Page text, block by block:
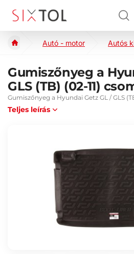
Autó - motor Autós
Gumiszőnyeg a
GLS (TB) (02-11)
Gumiszőnyeg a Hyundai Getz GL / GLS
Teljes leírás